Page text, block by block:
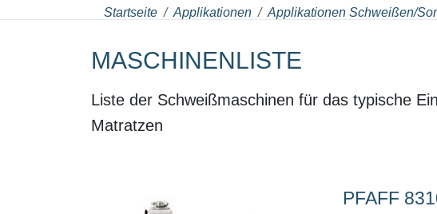
Startseite Applikationen Applikationen Schweißen/
MASCHINENLISTE
Liste der Schweißmaschinen für das typische
Matratzen
PFAFF